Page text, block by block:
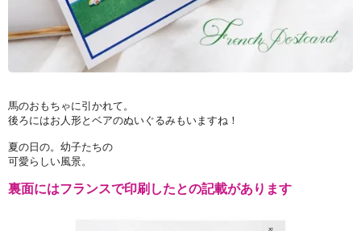
馬のおもちゃに引かれて。
後ろにはお人形とベアのぬいぐるみもいますね！
夏の日の。幼子たちの
可愛らしい風景。
裏面にはフランスで印刷したとの記載があります